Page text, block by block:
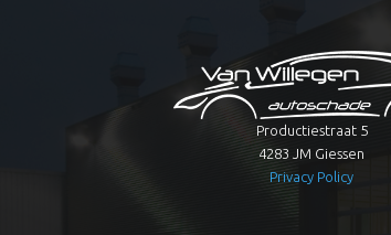
Productiestraat 5
4283 JM Giessen
Privacy Policy